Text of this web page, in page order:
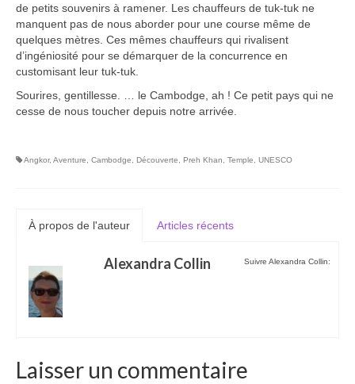
de petits souvenirs à ramener. Les chauffeurs de tuk-tuk ne
manquent pas de nous aborder pour une course même de
quelques mètres. Ces mêmes chauffeurs qui rivalisent
d’ingéniosité pour se démarquer de la concurrence en
customisant leur tuk-tuk.
Sourires, gentillesse. … le Cambodge, ah ! Ce petit pays qui ne
cesse de nous toucher depuis notre arrivée.
Angkor, Aventure Cambodge Découverte Preh Khan Temple UNESCO
À propos de l'auteur Articles récents
Suivre Alexandra Collin:
Alexandra Collin
Laisser un commentaire